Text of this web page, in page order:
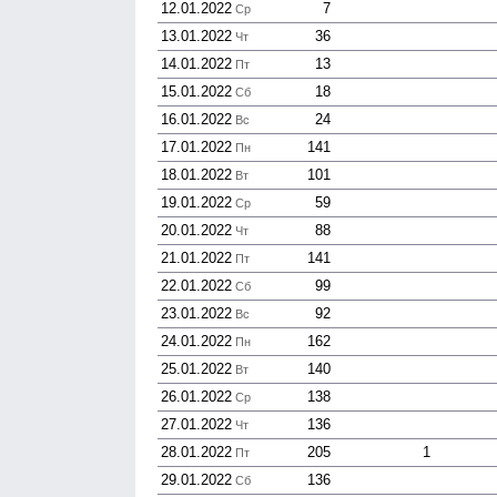
12.01.2022 Ср
7
13.01.2022 Чт
36
14.01.2022 Пт
13
15.01.2022 Сб
18
16.01.2022 Вс
24
17.01.2022 Пн
141
18.01.2022 Вт
101
19.01.2022 Ср
59
20.01.2022 Чт
88
21.01.2022 Пт
141
22.01.2022 Сб
99
23.01.2022 Вс
92
24.01.2022 Пн
162
25.01.2022 Вт
140
26.01.2022 Ср
138
27.01.2022 Чт
136
28.01.2022 Пт 205
1
29.01.2022 Сб 136